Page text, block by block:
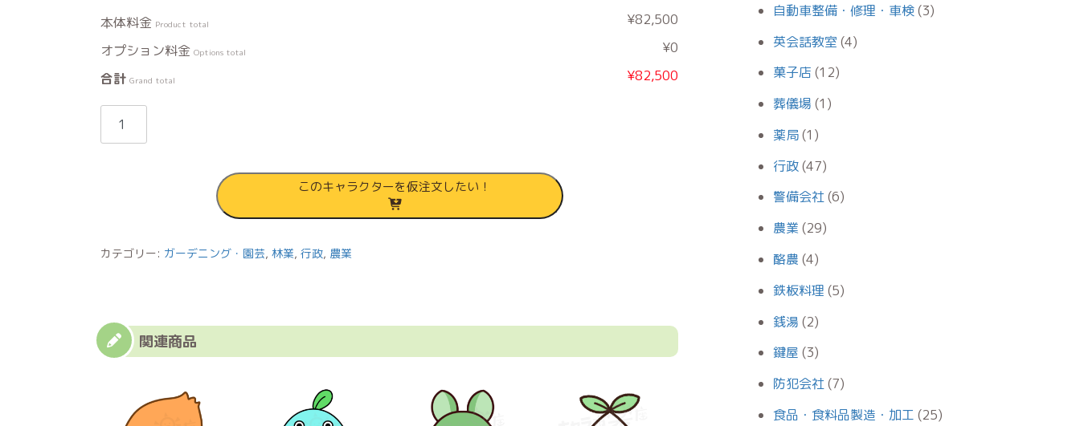
Product total ¥82,500
Options total ¥0
Grand total ¥82,500
このキャラクターを仮注文したい！
カテゴリー: ガーデニング・園芸, 林業, 行政, 農業
関連商品
自動車整備・修理・車検(3)
英会話教室 (4)
菓子店 (12)
葬儀場 (1)
薬局(1)
行政(47)
警備会社(6)
農業 (29)
酪農 (4)
鉄板料理 (5)
銭湯 (2)
鍵屋 (3)
防犯会社(7)
食品・食料品製造・加工 (25)